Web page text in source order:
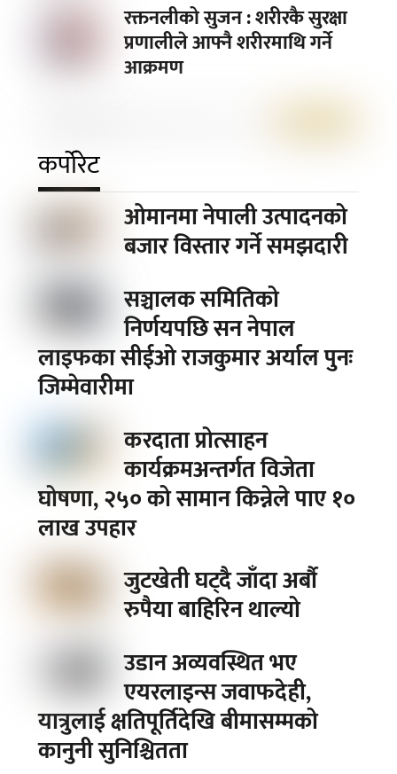
रक्तनलीको सुजन : शरीरकै सुरक्षा
प्रणालीले आफ्नै शरीरमाथि गर्ने
आक्रमण
कर्पोरेट
ओमानमा नेपाली उत्पादनको
बजार विस्तार गर्ने समझदारी
सञ्चालक समितिको
निर्णयपछि सन नेपाल
लाइफका सीईओ राजकुमार अर्याल पुनः
जिम्मेवारीमा
करदाता प्रोत्साहन
कार्यक्रमअन्तर्गत विजेता
घोषणा, २५० को सामान किन्नेले पाए १०
लाख उपहार
जुटखेती घट्दै जाँदा अर्बौ
रुपैया बाहिरिन थाल्यो
उडान अव्यवस्थित भए
एयरलाइन्स जवाफदेही,
यात्रुलाई क्षतिपूर्तिदेखि बीमासम्मको
कानुनी सुनिश्चितता